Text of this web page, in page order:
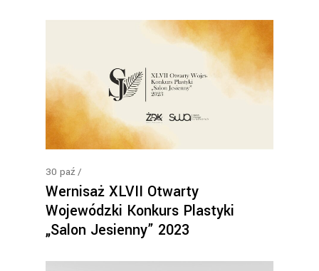
30 paź
Wernisaż XLVII Otwarty
Wojewódzki Konkurs Plastyki
„Salon Jesienny” 2023